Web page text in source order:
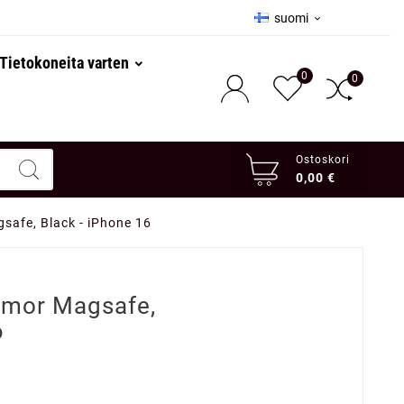
suomi 
Tietokoneita varten
0 0
Ostoskori
0,00 €
Black - iPhone 16
Magsafe,